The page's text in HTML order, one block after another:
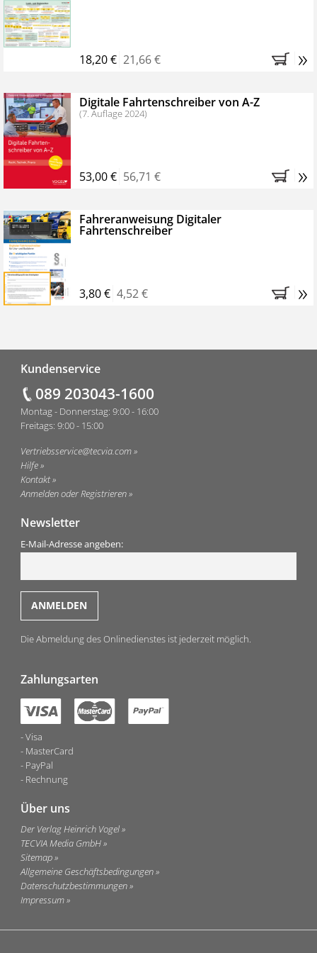
Bestellen Sie jetzt das VerkehrsRundschau Profipaket im
Kennenlern-Abo für zwei Monate (inkl. der derzeitig
Monaten brauchen Sie nichts weiter tun, das
Abonnement endet automatisch, es entstehen keine
weiteren Verpflichtungen.
18,20 € 21,66 € »
Digitale Fahrtenschreiber von A-Z
(7. Auflage 2024)
53,00 € 56,71 € »
Fahreranweisung Digitaler
Fahrtenschreiber
3,80 € 4,52 € »
Kundenservice
089 203043-1600
Montag - Donnerstag: 9:00 - 16:00
Freitags: 9:00 - 15:00
Vertriebsservice@tecvia.com
Hilfe
Kontakt
Anmelden oder Registrieren
Newsletter
E-Mail-Adresse angeben:
Die Abmeldung des Onlinedienstes ist jederzeit möglich.
Zahlungsarten
Visa
MasterCard
PayPal
Rechnung
Über uns
Der Verlag Heinrich Vogel
TECVIA Media GmbH
Sitemap
Allgemeine Geschäftsbedingungen
Datenschutzbestimmungen
Impressum